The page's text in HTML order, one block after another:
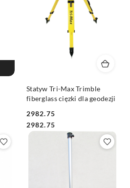
Statyw Tri-Max Trimble
fiberglass cięzki dla geodezji
Cena:
2982.75
Cena:
2982.75